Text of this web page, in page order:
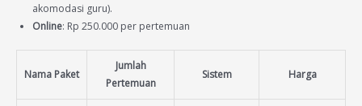
akomodasi guru).
Online: Rp 250.000 per pertemuan
Nama Paket
Jumlah
Pertemuan
Sistem Harga